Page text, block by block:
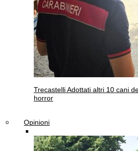
Trecastelli Adottati altri 10 cani
horror
Opinioni